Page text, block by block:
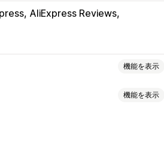
AliExpress Reviews
機能を表示
機能を表示